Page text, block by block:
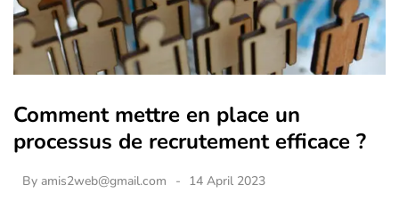
Comment mettre en place un
processus de recrutement efficace ?
By amis2web@gmail.com 14 April 2023